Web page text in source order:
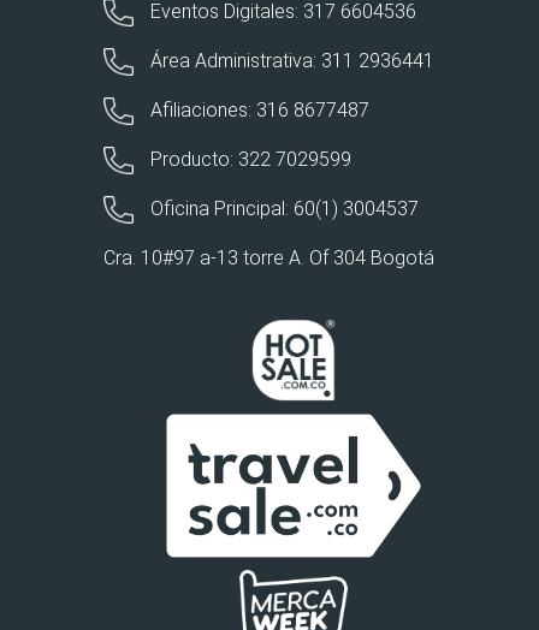
Eventos Digitales: 317 6604536
Área Administrativa: 311 2936441
Afiliaciones: 316 8677487
Producto: 322 7029599
Oficina Principal: 60(1) 3004537
Cra. 10#97 a-13 torre A. Of 304 Bogotá